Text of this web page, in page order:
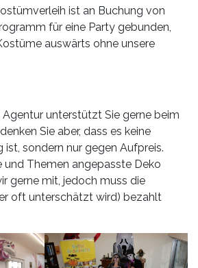
ist an Buchung von
für eine Party gebunden,
auswärts ohne unsere
unterstützt Sie gerne beim
Sie aber, dass es keine
ist, sondern nur gegen Aufpreis.
und Themen angepasste Deko
gerne mit, jedoch muss die
oft unterschätzt wird) bezahlt